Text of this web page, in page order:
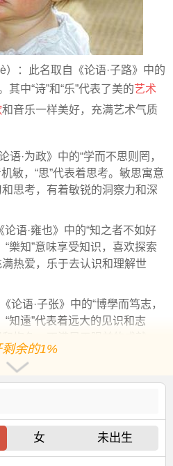
：此名取自《论语·子路》中的
其中“诗”和“乐”代表了美的艺术
和音乐一样美好，充满艺术气质
·为政》中的“学而不思则罔，
敏，“思”代表着思考。敏思寓意
思考，有着敏锐的洞察力和深
语·雍也》中的“知之者不如好
樂知”意味享受知识，喜欢探索
热爱，乐于去认识和理解世
论语·子张》中的“博學而笃志，
知遠”代表着远大的见识和志
女孩有着高尚的品德和良好的行
作为女孩的名字，不仅能够体
寄托了父母对孩子的美好祝愿
余的1%
女 未出生